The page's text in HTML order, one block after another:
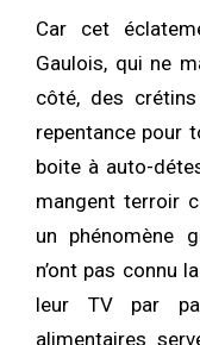
Car cet
Gaulois, qui ne
côté, des
repentance pour
boite à auto-
mangent terroir
un phénomène
n’ont pas connu
leur TV par
alimentaires